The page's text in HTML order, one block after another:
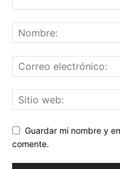
Guardar mi nombre y
comente.